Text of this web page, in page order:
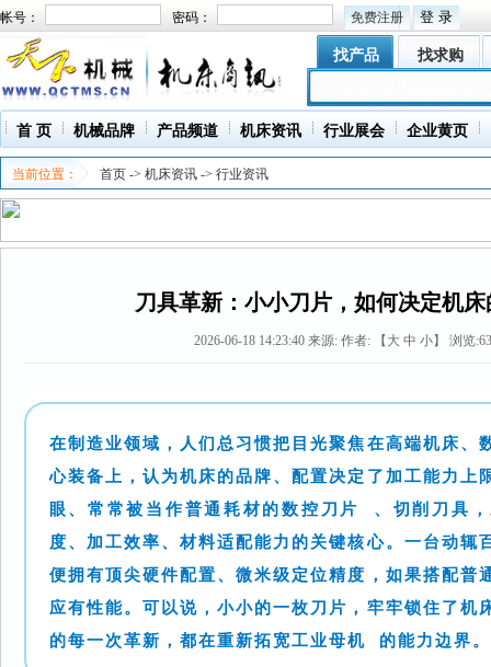
帐号： 密码： 免费注册
找产品 找求购
首 页 机械品牌 产品频道 机床资讯 行业展会 企业黄页
当前位置： 首页 -> 机床资讯 -> 行业资讯
刀具革新：小小刀片，如何决定机
2026-06-18 14:23:40 来源: 作者: 【 大 中 小】 浏览:63
在制造业领域，人们总习惯把目光聚焦在高端机床、
心装备上，认为机床的品牌、配置决定了加工能力上
眼、常常被当作普通耗材的数控刀片
、切削刀具
度、加工效率、材料适配能力的关键核心。一台动辄
便拥有顶尖硬件配置、微米级定位精度，如果搭配普
应有性能。可以说，小小的一枚刀片，牢牢锁住了机
的每一次革新，都在重新拓宽工业母机 的能力边界。